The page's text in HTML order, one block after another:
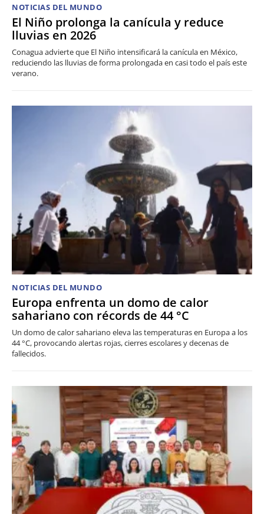
NOTICIAS DEL MUNDO
El Niño prolonga la canícula y reduce
lluvias en 2026
Conagua advierte que El Niño intensificará la canícula en México,
reduciendo las lluvias de forma prolongada en casi todo el país este
verano.
NOTICIAS DEL MUNDO
Europa enfrenta un domo de calor
sahariano con récords de 44 °C
Un domo de calor sahariano eleva las temperaturas en Europa a los
44 °C, provocando alertas rojas, cierres escolares y decenas de
fallecidos.